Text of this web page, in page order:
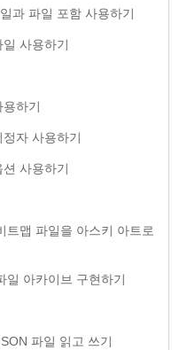
과 파일 포함 사용하기
사용하기
하기
자 사용하기
사용하기
트맵 파일을 아스키 아트로
일 아카이브 구현하기
파일 읽고 쓰기